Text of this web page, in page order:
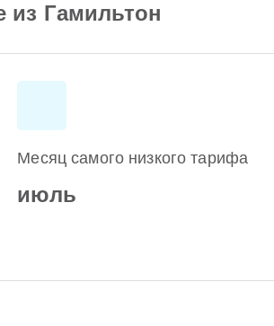
из Гамильтон
Месяц самого низкого тарифа
июль